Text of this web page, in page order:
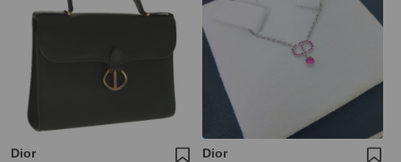
Dior Dior